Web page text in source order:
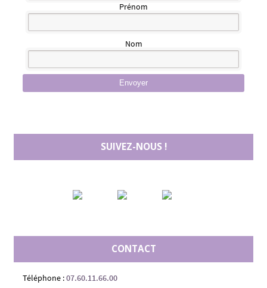
Prénom
Nom
Envoyer
SUIVEZ-NOUS !
CONTACT
Téléphone :07.60.11.66.00